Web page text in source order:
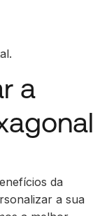
a
da
a sua